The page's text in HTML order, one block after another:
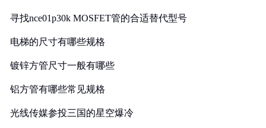
寻找nce01p30k MOSFET管的合适替代型号
电梯的尺寸有哪些规格
镀锌方管尺寸一般有哪些
铝方管有哪些常见规格
光线传媒参投三国的星空爆冷